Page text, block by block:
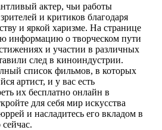
актер, чьи работы
и критиков благодаря
и яркой харизме. На странице
информацию о творческом пути
и участии в различных
след в киноиндустрии.
список фильмов, в которых
артист, и у вас есть
их бесплатно онлайн в
для себя мир искусства
и насладитесь его вкладом в